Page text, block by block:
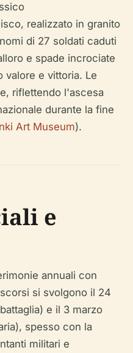
realizzato in granito
di 27 soldati caduti
e spade incrociate
valore e vittoria. Le
riflettendo l'ascesa
durante la fine
Art Museum).
e
annuali con
si svolgono il 24
e il 3 marzo
spesso con la
militari e